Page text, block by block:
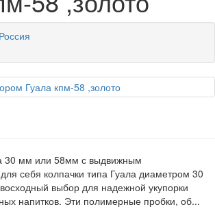
Россия
30 мм или 58мм с выдвижным
себя колпачки типа Гуала диаметром 30
выбор для надежной укупорки
напитков. Эти полимерные пробки, об...